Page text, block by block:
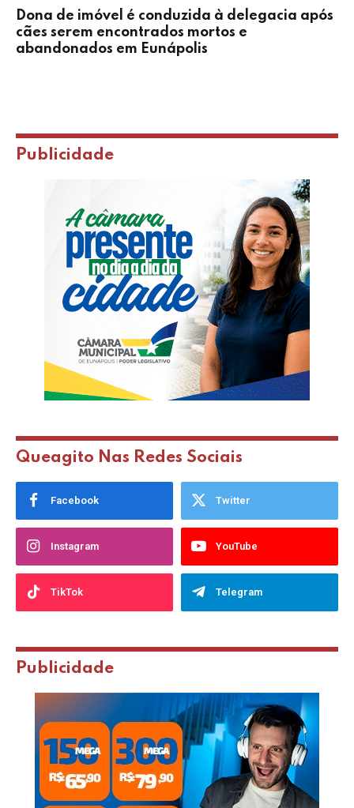
Dona de imóvel é conduzida à delegacia após
cães serem encontrados mortos e
abandonados em Eunápolis
Publicidade
Queagito Nas Redes Sociais
Facebook Twitter
Instagram YouTube
TikTok Telegram
Publicidade